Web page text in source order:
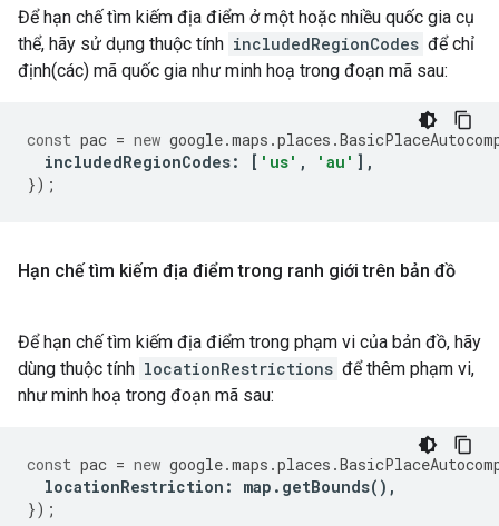
Để hạn chế tìm kiếm địa điểm ở một hoặc nhiều quốc gia cụ
thể, hãy sử dụng thuộc tính includedRegionCodes để chỉ
định(các) mã quốc gia như minh hoạ trong đoạn mã sau:
const pac = new google.maps .places .
includedRegionCodes: [ 'us' , 'au' ],
});
Hạn chế tìm kiếm địa điểm trong ranh giới trên bản đồ
Để hạn chế tìm kiếm địa điểm trong phạm vi của bản đồ, hãy
dùng thuộc tính locationRestrictions để thêm phạm vi,
như minh hoạ trong đoạn mã sau:
const pac = new google.maps .places .
locationRestriction : map . getBounds(),
});